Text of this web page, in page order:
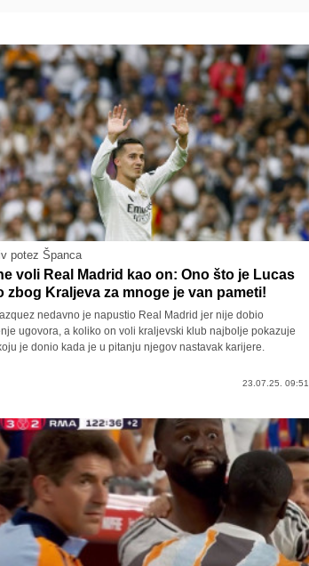
potez Španca
voli Real Madrid kao on: Ono što je Lucas
zbog Kraljeva za mnoge je van pameti!
nedavno je napustio Real Madrid jer nije dobio
ugovora, a koliko on voli kraljevski klub najbolje pokazuje
je donio kada je u pitanju njegov nastavak karijere.
23.07.25. 09:51